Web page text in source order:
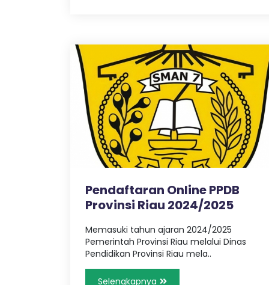
Pendaftaran Online PPDB
Provinsi Riau 2024/2025
Memasuki tahun ajaran 2024/2025
Pemerintah Provinsi Riau melalui Dinas
Pendidikan Provinsi Riau mela..
Selengkapnya